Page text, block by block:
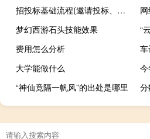
招投标基础流程(邀请投标、文件评审、合同签订、验收和支付)
梦幻西游石头技能效果
“
费用怎么分析
大学能做什么
“神仙竟隔一帆风”的出处是哪里
电磁空间衰减计算公式